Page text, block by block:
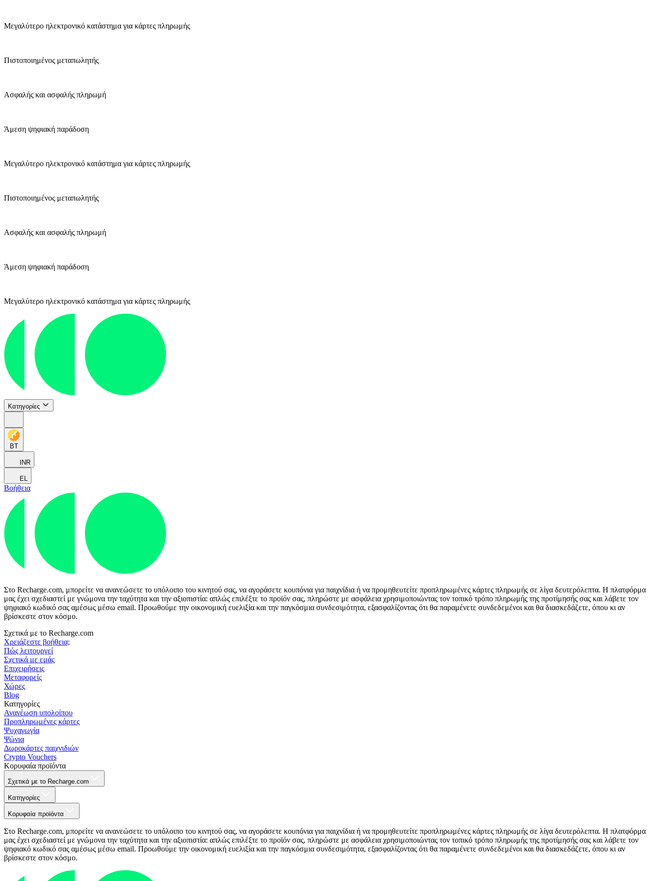
Μεγαλύτερο ηλεκτρονικό κατάστημα για κάρτες πληρωμής
Πιστοποιημένος μεταπωλητής
Ασφαλής και ασφαλής πληρωμή
Άμεση ψηφιακή παράδοση
Μεγαλύτερο ηλεκτρονικό κατάστημα για κάρτες πληρωμής
Πιστοποιημένος μεταπωλητής
Ασφαλής και ασφαλής πληρωμή
Άμεση ψηφιακή παράδοση
Μεγαλύτερο ηλεκτρονικό κατάστημα για κάρτες πληρωμής
Κατηγορίες
BT
INR
EL
Βοήθεια
Στο Recharge.com, μπορείτε να ανανεώσετε το υπόλοιπο του κινητού σας, να αγοράσετε κουπόνια για παιχνίδια ή να προμηθευτείτε προπληρωμένες κάρτες πληρωμής σε λίγα δευτερόλεπτα. Η πλατφόρμα
μας έχει σχεδιαστεί με γνώμονα την ταχύτητα και την αξιοπιστία: απλώς επιλέξτε το προϊόν σας, πληρώστε με ασφάλεια χρησιμοποιώντας τον τοπικό τρόπο πληρωμής της προτίμησής σας και λάβετε τον
ψηφιακό κωδικό σας αμέσως μέσω email. Προωθούμε την οικονομική ευελιξία και την παγκόσμια συνδεσιμότητα, εξασφαλίζοντας ότι θα παραμένετε συνδεδεμένοι και θα διασκεδάζετε, όπου κι αν
βρίσκεστε στον κόσμο.
Σχετικά με το Recharge.com
Χρειάζεστε βοήθεια;
Πώς λειτουργεί
Σχετικά με εμάς
Επιχειρήσεις
Μεταφορείς
Χώρες
Blog
Κατηγορίες
Ανανέωση υπολοίπου
Προπληρωμένες κάρτες
Ψυχαγωγία
Ψώνια
Δωροκάρτες παιχνιδιών
Crypto Vouchers
Κορυφαία προϊόντα
Σχετικά με το Recharge.com
Κατηγορίες
Κορυφαία προϊόντα
Στο Recharge.com, μπορείτε να ανανεώσετε το υπόλοιπο του κινητού σας, να αγοράσετε κουπόνια για παιχνίδια ή να προμηθευτείτε προπληρωμένες κάρτες πληρωμής σε λίγα δευτερόλεπτα. Η πλατφόρμα
μας έχει σχεδιαστεί με γνώμονα την ταχύτητα και την αξιοπιστία: απλώς επιλέξτε το προϊόν σας, πληρώστε με ασφάλεια χρησιμοποιώντας τον τοπικό τρόπο πληρωμής της προτίμησής σας και λάβετε τον
ψηφιακό κωδικό σας αμέσως μέσω email. Προωθούμε την οικονομική ευελιξία και την παγκόσμια συνδεσιμότητα, εξασφαλίζοντας ότι θα παραμένετε συνδεδεμένοι και θα διασκεδάζετε, όπου κι αν
βρίσκεστε στον κόσμο.